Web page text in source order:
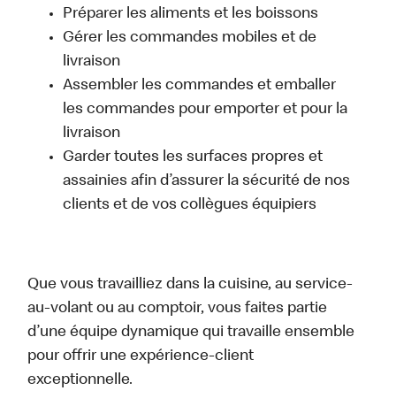
Préparer les aliments et les boissons
Gérer les commandes mobiles et de
livraison
Assembler les commandes et emballer
les commandes pour emporter et pour la
livraison
Garder toutes les surfaces propres et
assainies afin d’assurer la sécurité de nos
clients et de vos collègues équipiers
Que vous travailliez dans la cuisine, au service-
au-volant ou au comptoir, vous faites partie
d’une équipe dynamique qui travaille ensemble
pour offrir une expérience-client
exceptionnelle.